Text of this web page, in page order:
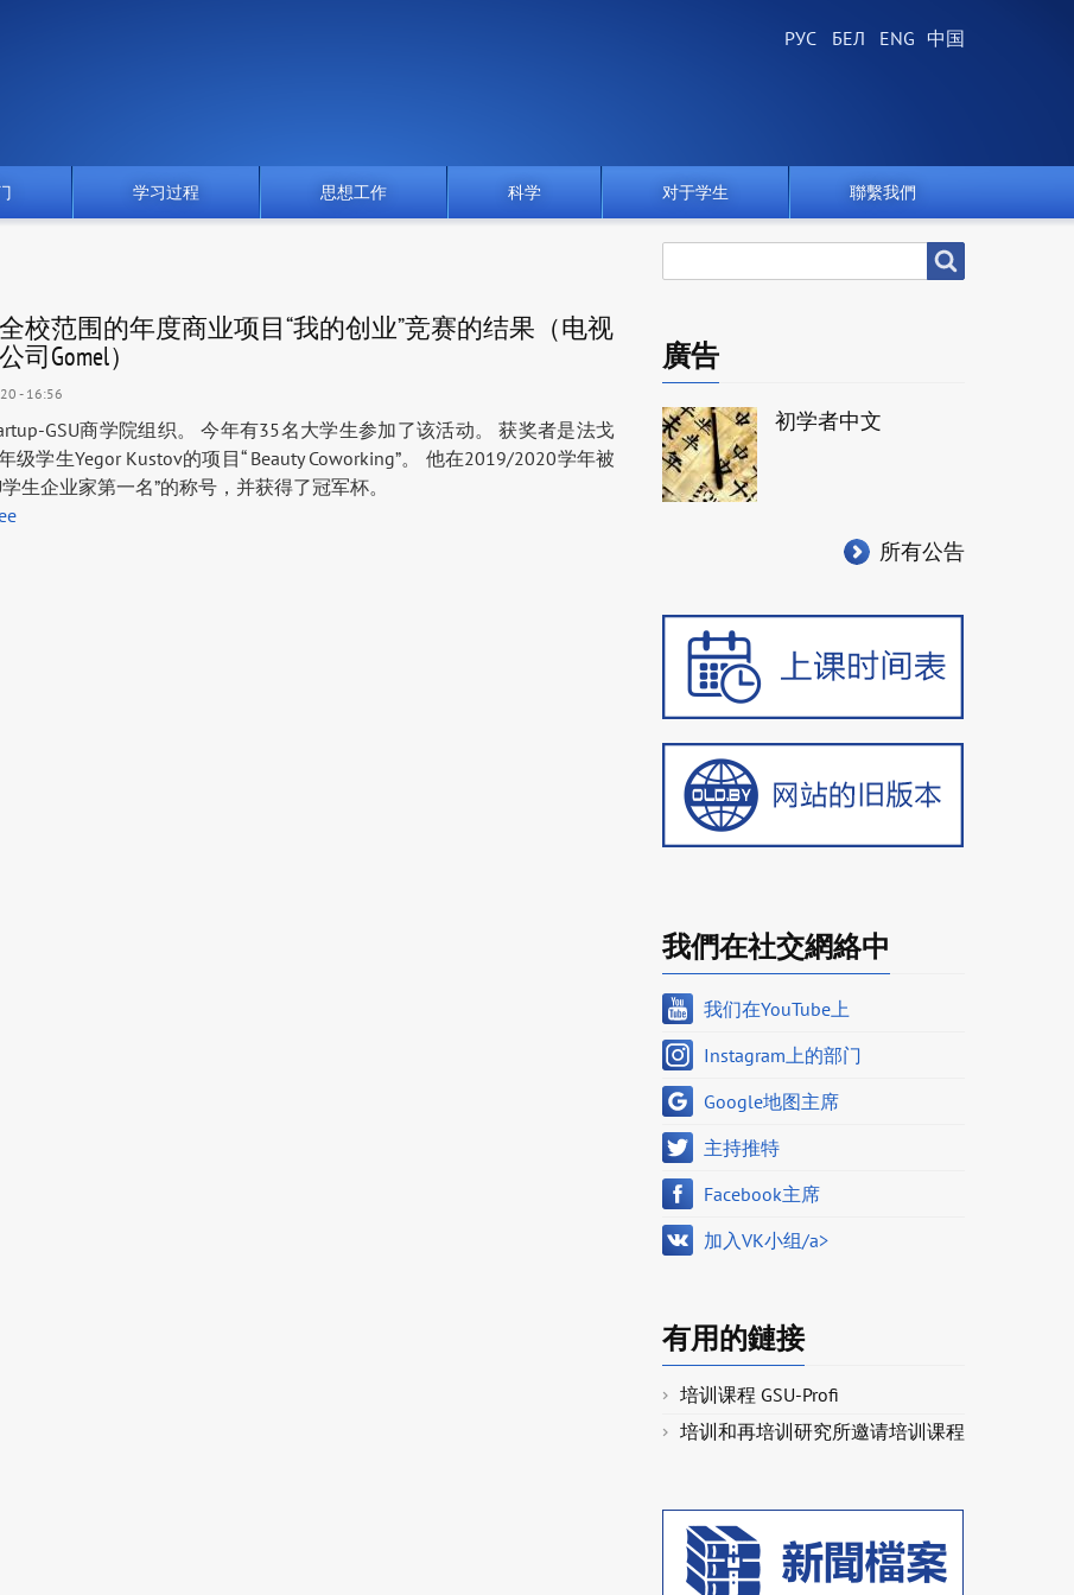
学习过程 思想工作 科学 对于学生 聯繫我們
校范围的年度商业项目“我的创业”竞赛的结果（电视
司Gomel）
- 16:56
GSU商学院组织。 今年有35名大学生参加了该活动。 获奖者是法戈
级学生Yegor Kustov的项目“ Beauty Coworking”。 他在2019/2020学年被
学生企业家第一名”的称号，并获得了冠军杯。
尋
廣告
初学者中文
所有公告
我們在社交網絡中
我们在YouTube上
Instagram上的部门
Google地图主席
主持推特
Facebook主席
加入VK小组/a>
有用的鏈接
培训课程 GSU-Profi
培训和再培训研究所邀请培训课程